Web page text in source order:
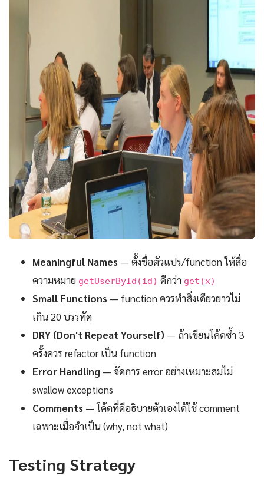
Meaningful Names — ตั้งชื่อตัวแปร/function ให้สื่อ
ความหมาย getUserById(id) ดีกว่า get(x)
Small Functions — function ควรทำสิ่งเดียวยาวไม่
เกิน 20 บรรทัด
DRY (Don't Repeat Yourself) — ถ้าเขียนโค้ดซ้ำ 3
ครั้งควร refactor เป็น function
Error Handling — จัดการ error อย่างเหมาะสมไม่
swallow exceptions
Comments — โค้ดที่ดีอธิบายตัวเองได้ใช้ comment
เฉพาะเมื่อจำเป็น (why, not what)
Testing Strategy